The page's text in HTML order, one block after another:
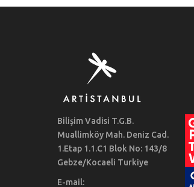
Bilişim Vadisi T.G.B.
Muallimköy Mah. Deniz Cad.
1.Etap 1.1.C1 Blok No: 143/8
Gebze/Kocaeli Turkiye
E-mail: